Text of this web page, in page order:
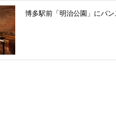
博多駅前「明治公園」にパン